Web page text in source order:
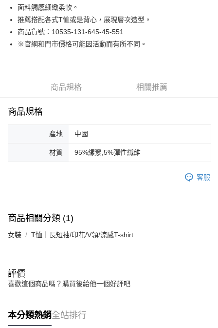
Google Pay
貨到付款
運送方式
免運費
面料觸感細緻柔軟。
推薦搭配各式T恤或是背心，展現層次造型。
商品貨號：10535-131-645-45-551
※官網和門市價格可能因活動而有所不同。
商品規格 相關推薦
商品規格
產地 中國
材質 95%縲縈,5%彈性纖維
客服
商品相關分類 (1)
女裝 T恤｜長短袖/印花/V領/涼感T-shirt
評價
喜歡這個商品嗎？購買後給他一個好評吧
本分類熱銷全站排行